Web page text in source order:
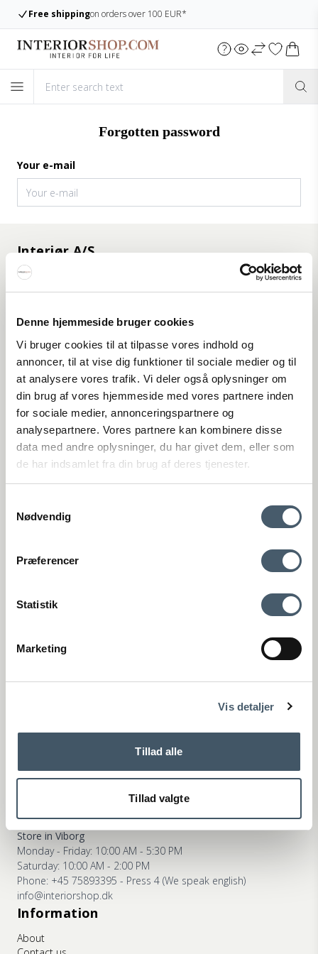
Denne hjemmeside bruger cookies
Vi bruger cookies til at tilpasse vores indhold og
annoncer, til at vise dig funktioner til sociale medier og til
at analysere vores trafik. Vi deler også oplysninger om
din brug af vores hjemmeside med vores partnere inden
for sociale medier, annonceringspartnere og
analysepartnere. Vores partnere kan kombinere disse
data med andre oplysninger, du har givet dem, eller som
de har indsamlet fra din brug af deres tjenester.
Nødvendig
Præferencer
Statistik
Marketing
Vis detaljer
Tillad alle
Tillad valgte
Free shippingon orders over 100 EUR*
Shipping
Forgotten password
Your e-mail
Interiør A/S
Løsning
Hoejmarksvej 34
(Google Maps)
Ry
Kyhnsvej 6
DK-8680 Ry
(Google Maps)
Viborg
St. Sct. Peder Stræde 16
DK-8800 Viborg
(Google Maps)
VAT number: 27921124
kundeservice@interiorshop.dk
Webshop Customer Service
Monday - Friday: 11:00 AM - 3:00 PM
kundeservice@interiorshop.dk
(Emails are typically answered within 24 hours in english)
Monday - Friday: 10:00 AM - 5:30 PM
info@interiorshop.dk
Saturday: 10:00 AM - 2:00 PM
Phone: +45 75893395 - Press 3 (We speak english)
Store in Viborg
Monday - Friday: 10:00 AM - 5:30 PM
Saturday: 10:00 AM - 2:00 PM
Phone: +45 75893395 - Press 4 (We speak english)
info@interiorshop.dk
Information
About